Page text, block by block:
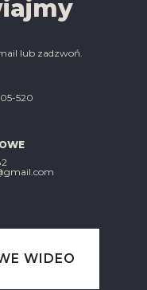
lub zadzwoń.
520
WIDEO